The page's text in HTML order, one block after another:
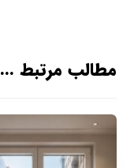
مطالب مرتبط ...